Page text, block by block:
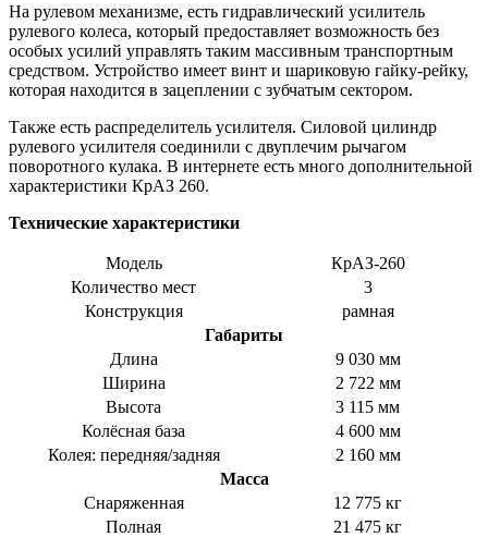
На рулевом механизме, есть гидравлический усилитель
рулевого колеса, который предоставляет возможность без
особых усилий управлять таким массивным транспортным
средством. Устройство имеет винт и шариковую гайку-рейку,
которая находится в зацеплении с зубчатым сектором.
Также есть распределитель усилителя. Силовой цилиндр
рулевого усилителя соединили с двуплечим рычагом
поворотного кулака. В интернете есть много дополнительной
характеристики КрАЗ 260.
Технические характеристики
Модель
КрАЗ-260
Количество мест
3
Конструкция
рамная
Габариты
Длина
9 030 мм
Ширина
2 722 мм
Высота
3 115 мм
Колёсная база
4 600 мм
Колея: передняя/задняя
2 160 мм
Масса
Снаряженная
12 775 кг
Полная
21 475 кг